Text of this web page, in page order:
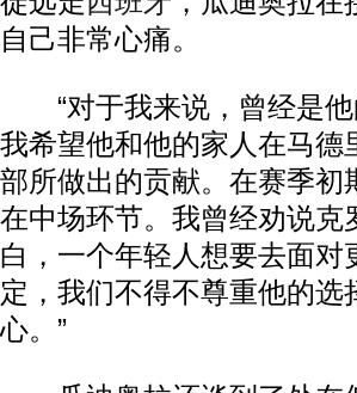
自己非常心痛。
“对于我来说，曾经是他
我希望他和他的家人在马
部所做出的贡献。在赛季
在中场环节。我曾经劝说
白，一个年轻人想要去面
定，我们不得不尊重他的选
心。”